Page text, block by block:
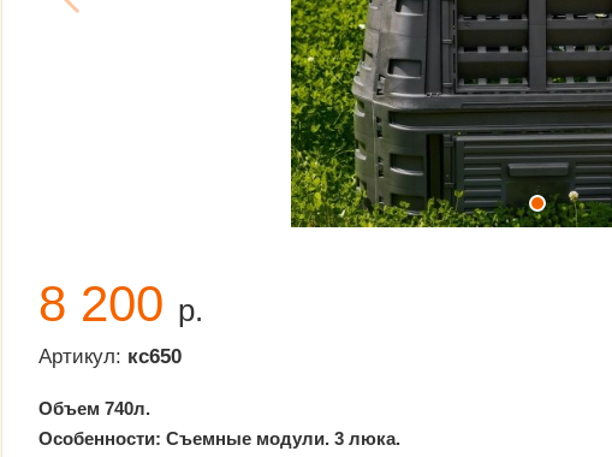
8 200 р.
Артикул: кс650
Объем 740л.
Особенности: Съемные модули. 3 люка.